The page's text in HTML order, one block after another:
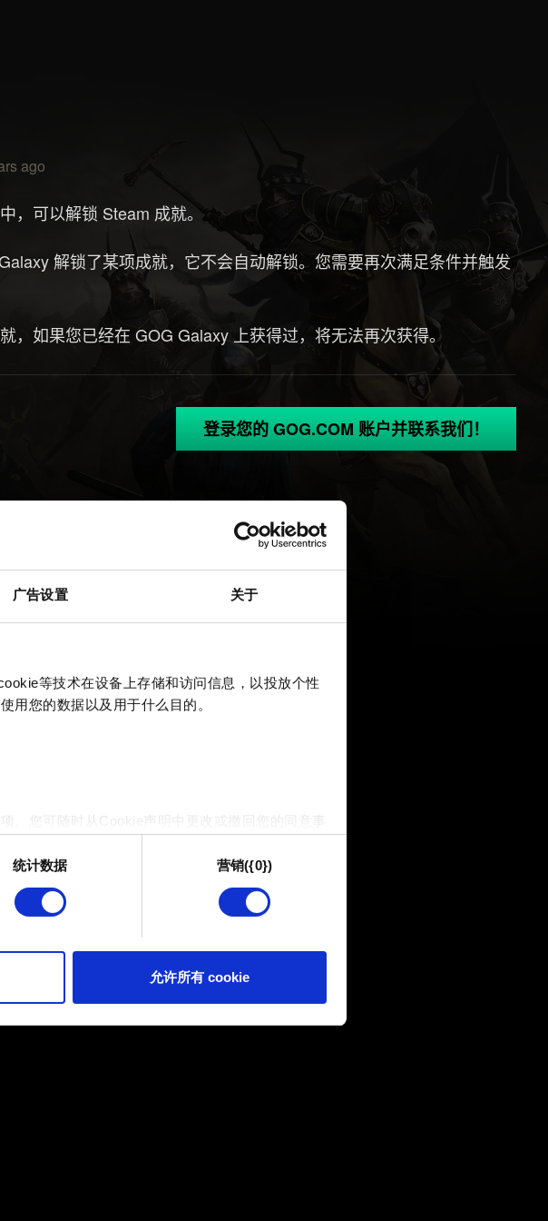
广告设置 关于
等技术在设备上存储和访问信息，以投放个性
用您的数据以及用于什么目的。
。您可随时从Cookie声明中更改或撤回您的同意事
，可以为我们提供技术和内容相关的反馈，以便
能会感兴趣的东西，我们偶尔也可能与我们的合作
调整您对 Cookie 的偏好。一旦您了解了其中的
统计数据 营销({0})
允许所有 cookie
ago
，可以解锁 Steam 成就。
解锁了某项成就，它不会自动解锁。您需要再次满足条件并触发
，如果您已经在 GOG Galaxy 上获得过，将无法再次获得。
登录您的 GOG.COM 账户并联系我们！